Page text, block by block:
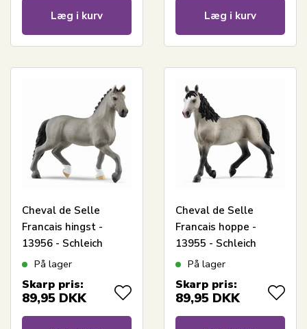
Læg i kurv Læg i kurv
Cheval de Selle
Francais hingst -
13956 - Schleich
Horse Club
På lager
Skarp pris:
89,95 DKK
Cheval de Selle
Francais hoppe -
13955 - Schleich
Horse Club
På lager
Skarp pris:
89,95 DKK